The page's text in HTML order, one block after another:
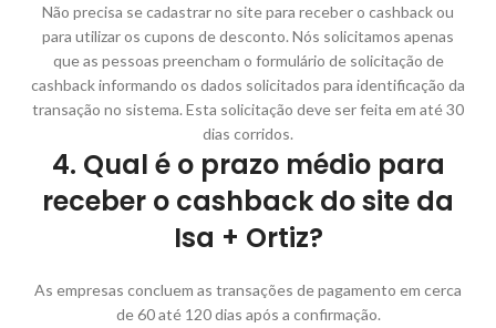
Não precisa se cadastrar no site para receber o cashback ou
para utilizar os cupons de desconto. Nós solicitamos apenas
que as pessoas preencham o formulário de solicitação de
cashback informando os dados solicitados para identificação da
transação no sistema. Esta solicitação deve ser feita em até 30
dias corridos.
4. Qual é o prazo médio para
receber o cashback do site da
Isa + Ortiz?
As empresas concluem as transações de pagamento em cerca
de 60 até 120 dias após a confirmação.